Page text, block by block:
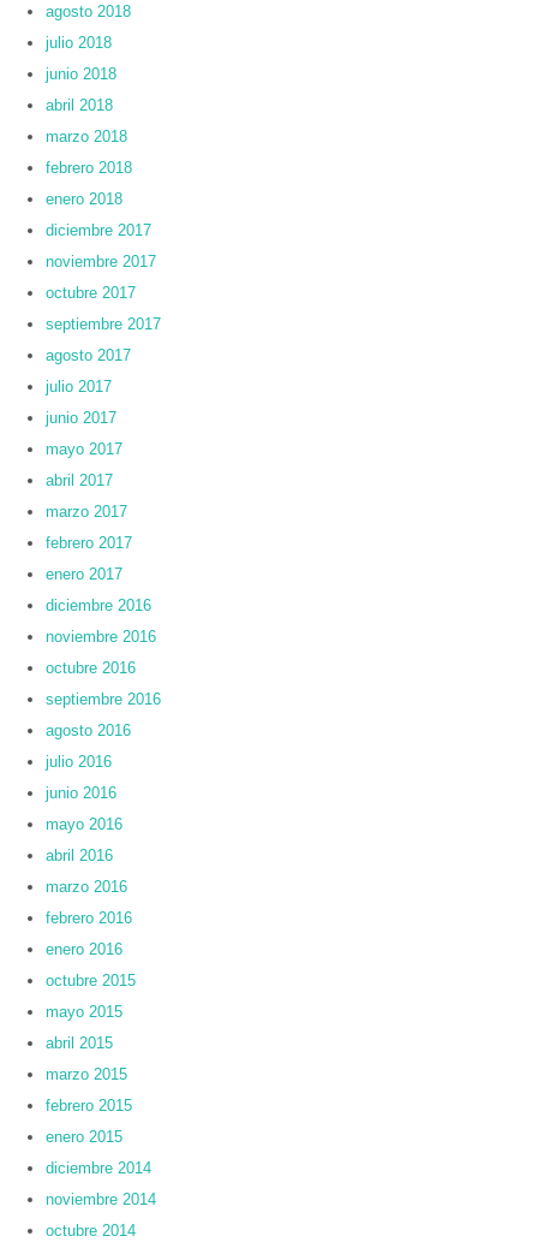
agosto 2018
julio 2018
junio 2018
abril 2018
marzo 2018
febrero 2018
enero 2018
diciembre 2017
noviembre 2017
octubre 2017
septiembre 2017
agosto 2017
julio 2017
junio 2017
mayo 2017
abril 2017
marzo 2017
febrero 2017
enero 2017
diciembre 2016
noviembre 2016
octubre 2016
septiembre 2016
agosto 2016
julio 2016
junio 2016
mayo 2016
abril 2016
marzo 2016
febrero 2016
enero 2016
octubre 2015
mayo 2015
abril 2015
marzo 2015
febrero 2015
enero 2015
diciembre 2014
noviembre 2014
octubre 2014